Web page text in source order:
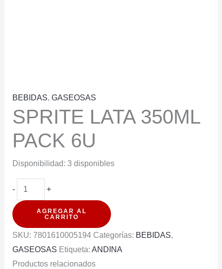
BEBIDAS, GASEOSAS
SPRITE LATA 350ML
PACK 6U
Disponibilidad: 3 disponibles
-
SPRITE
LATA
350ML
PACK
+
AGREGAR AL
CARRITO
SKU: 7801610005194 Categorías: BEBIDAS,
GASEOSAS Etiqueta: ANDINA
Productos relacionados